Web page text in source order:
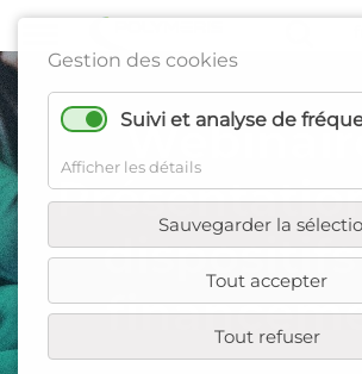
Gestion des cookies
Suivi et analyse de
Afficher les détails
Sauvegarder la
Tout accepter
Tout refuser